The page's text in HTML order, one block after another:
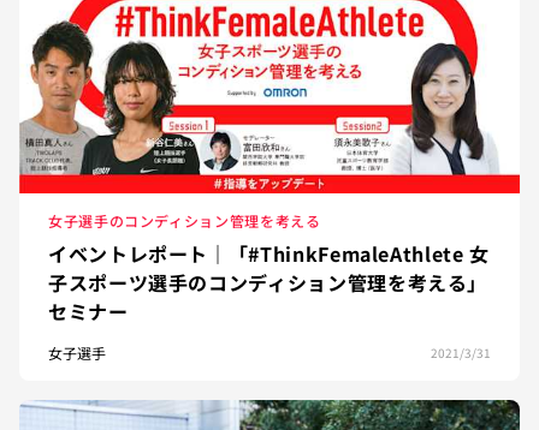
女子選手のコンディション管理を考える
イベントレポート｜「#ThinkFemaleAthlete 女
子スポーツ選手のコンディション管理を考える」
セミナー
女子選手 2021/3/31